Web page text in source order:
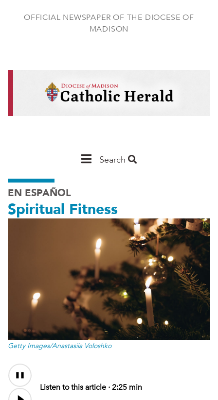
OFFICIAL NEWSPAPER OF THE DIOCESE OF
MADISON
Main
Madison
Search
EN ESPAÑOL
Spiritual Fitness
Getty Images/Anastasiia Voloshko
Audio
Content
Listen to this article ·2:25 min